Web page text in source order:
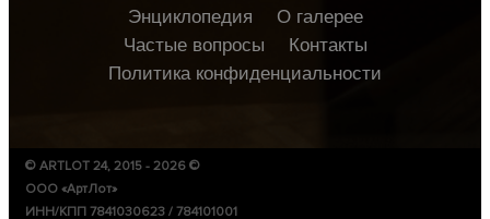
Энциклопедия
О галерее
Частые вопросы
Контакты
Политика конфиденциальности
© ARTLOT 24, 2015 - 2026 ©
ООО «АртЛот»
ИНН/КПП 7841030623 / 784101001